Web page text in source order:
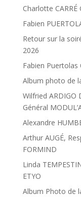
Charlotte CARRÉ
Fabien
Retour sur la
2026
Fabien Puertolas
Album photo de
Wilfried ARDIGO
Général
Alexandre
Arthur AUGÉ,
FORMIND
Linda
ETYO
Album Photo de